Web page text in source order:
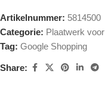
Artikelnummer: 5814500
Categorie: Plaatwerk voor
Tag: Google Shopping
Share: